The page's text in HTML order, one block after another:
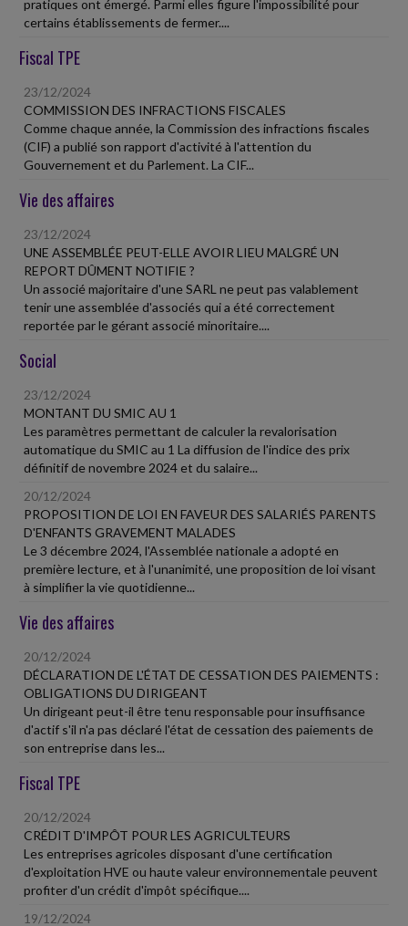
pratiques ont émergé. Parmi elles figure l'impossibilité pour
certains établissements de fermer....
Fiscal TPE
23/12/2024
COMMISSION DES INFRACTIONS FISCALES
Comme chaque année, la Commission des infractions fiscales
(CIF) a publié son rapport d'activité à l'attention du
Gouvernement et du Parlement. La CIF...
Vie des affaires
23/12/2024
UNE ASSEMBLÉE PEUT-ELLE AVOIR LIEU MALGRÉ UN
REPORT DÛMENT NOTIFIE ?
Un associé majoritaire d'une SARL ne peut pas valablement
tenir une assemblée d'associés qui a été correctement
reportée par le gérant associé minoritaire....
Social
23/12/2024
MONTANT DU SMIC AU 1
Les paramètres permettant de calculer la revalorisation
automatique du SMIC au 1 La diffusion de l'indice des prix
définitif de novembre 2024 et du salaire...
20/12/2024
PROPOSITION DE LOI EN FAVEUR DES SALARIÉS PARENTS
D'ENFANTS GRAVEMENT MALADES
Le 3 décembre 2024, l'Assemblée nationale a adopté en
première lecture, et à l'unanimité, une proposition de loi visant
à simplifier la vie quotidienne...
Vie des affaires
20/12/2024
DÉCLARATION DE L'ÉTAT DE CESSATION DES PAIEMENTS :
OBLIGATIONS DU DIRIGEANT
Un dirigeant peut-il être tenu responsable pour insuffisance
d'actif s'il n'a pas déclaré l'état de cessation des paiements de
son entreprise dans les...
Fiscal TPE
20/12/2024
CRÉDIT D'IMPÔT POUR LES AGRICULTEURS
Les entreprises agricoles disposant d'une certification
d'exploitation HVE ou haute valeur environnementale peuvent
profiter d'un crédit d'impôt spécifique....
19/12/2024